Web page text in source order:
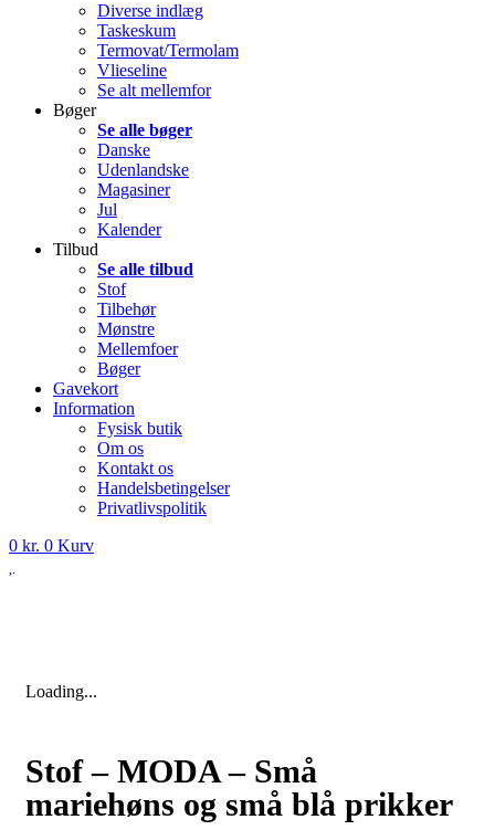
Diverse indlæg
Taskeskum
Termovat/Termolam
Vlieseline
Se alt mellemfor
Bøger
Se alle bøger
Danske
Udenlandske
Magasiner
Jul
Kalender
Tilbud
Se alle tilbud
Stof
Tilbehør
Mønstre
Mellemfoer
Bøger
Gavekort
Information
Fysisk butik
Om os
Kontakt os
Handelsbetingelser
Privatlivspolitik
0 kr. 0 Kurv
Loading...
Stof – MODA – Små
mariehøns og små blå prikker